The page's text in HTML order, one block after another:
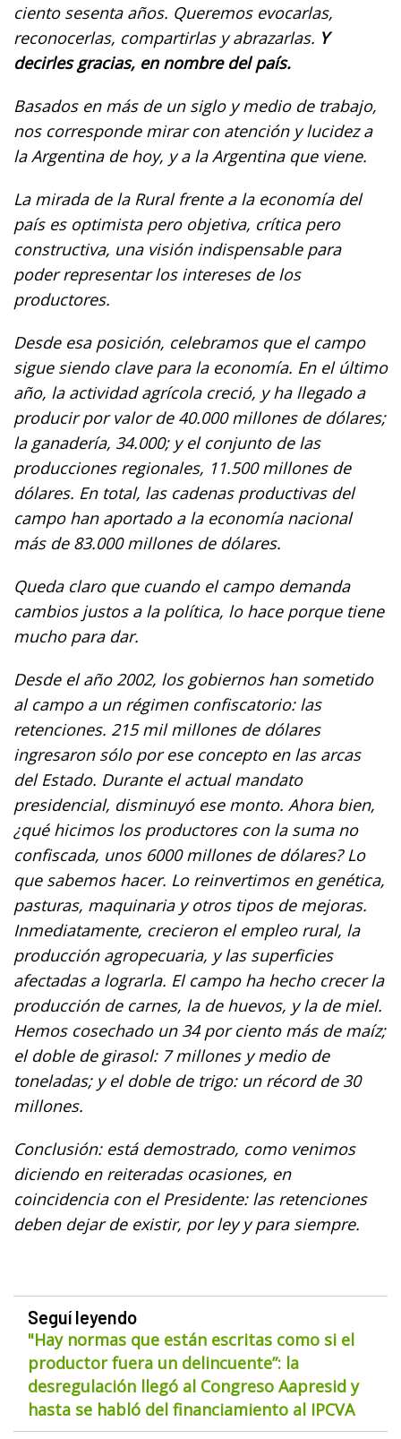
ciento sesenta años. Queremos evocarlas,
reconocerlas, compartirlas y abrazarlas. Y
decirles gracias, en nombre del país.
Basados en más de un siglo y medio de trabajo,
nos corresponde mirar con atención y lucidez a
la Argentina de hoy, y a la Argentina que viene.
La mirada de la Rural frente a la economía del
país es optimista pero objetiva, crítica pero
constructiva, una visión indispensable para
poder representar los intereses de los
productores.
Desde esa posición, celebramos que el campo
sigue siendo clave para la economía. En el último
año, la actividad agrícola creció, y ha llegado a
producir por valor de 40.000 millones de dólares;
la ganadería, 34.000; y el conjunto de las
producciones regionales, 11.500 millones de
dólares. En total, las cadenas productivas del
campo han aportado a la economía nacional
más de 83.000 millones de dólares.
Queda claro que cuando el campo demanda
cambios justos a la política, lo hace porque tiene
mucho para dar.
Desde el año 2002, los gobiernos han sometido
al campo a un régimen confiscatorio: las
retenciones. 215 mil millones de dólares
ingresaron sólo por ese concepto en las arcas
del Estado. Durante el actual mandato
presidencial, disminuyó ese monto. Ahora bien,
¿qué hicimos los productores con la suma no
confiscada, unos 6000 millones de dólares? Lo
que sabemos hacer. Lo reinvertimos en genética,
pasturas, maquinaria y otros tipos de mejoras.
Inmediatamente, crecieron el empleo rural, la
producción agropecuaria, y las superficies
afectadas a lograrla. El campo ha hecho crecer la
producción de carnes, la de huevos, y la de miel.
Hemos cosechado un 34 por ciento más de maíz;
el doble de girasol: 7 millones y medio de
toneladas; y el doble de trigo: un récord de 30
millones.
Conclusión: está demostrado, como venimos
diciendo en reiteradas ocasiones, en
coincidencia con el Presidente: las retenciones
deben dejar de existir, por ley y para siempre.
Seguí leyendo
"Hay normas que están escritas como si el
productor fuera un delincuente”: la
desregulación llegó al Congreso Aapresid y
hasta se habló del financiamiento al IPCVA